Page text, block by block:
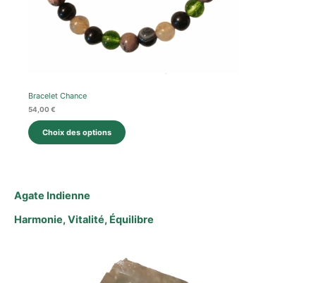
Bracelet Chance
54,00€
Choix des options
Agate Indienne
Harmonie, Vitalité, Équilibre